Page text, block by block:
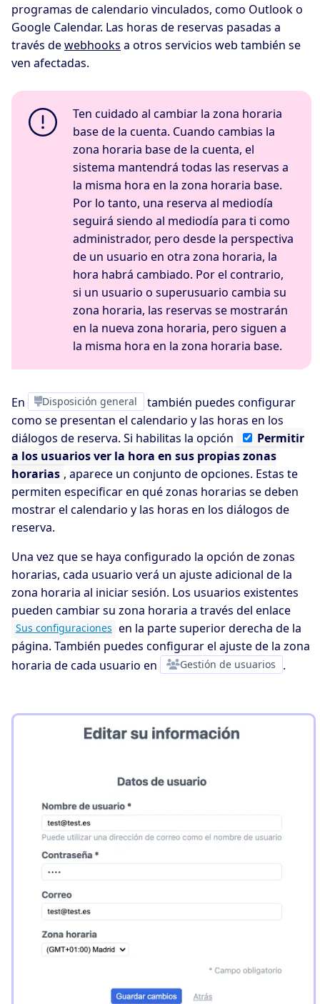
programas de calendario vinculados, como Outlook o
Google Calendar. Las horas de reservas pasadas a
través dewebhooks a otros servicios web también se
ven afectadas.
Ten cuidado al cambiar la zona horaria
base de la cuenta. Cuando cambias la
zona horaria base de la cuenta, el
sistema mantendrá todas las reservas a
la misma hora en la zona horaria base.
Por lo tanto, una reserva al mediodía
seguirá siendo al mediodía para ti como
administrador, pero desde la perspectiva
de un usuario en otra zona horaria, la
hora habrá cambiado. Por el contrario,
si un usuario o superusuario cambia su
zona horaria, las reservas se mostrarán
en la nueva zona horaria, pero siguen a
la misma hora en la zona horaria base.
En Disposición general
también puedes configurar
como se presentan el calendario y las horas en los
diálogos de reserva. Si habilitas la opción
Permitir
a los usuarios ver la hora en sus propias zonas
horarias , aparece un conjunto de opciones. Estas te
permiten especificar en qué zonas horarias se deben
mostrar el calendario y las horas en los diálogos de
reserva.
Una vez que se haya configurado la opción de zonas
horarias, cada usuario verá un ajuste adicional de la
zona horaria al iniciar sesión. Los usuarios existentes
pueden cambiar su zona horaria a través del enlace
Sus configuraciones en la parte superior derecha de la
página. También puedes configurar el ajuste de la zona
horaria de cada usuario en
Gestión de usuarios .